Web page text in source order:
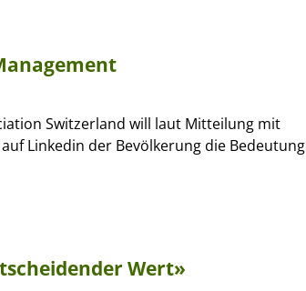
Switzerland will laut Mitteilung mit
Linkedin der Bevölkerung die Bedeutung
Wert»